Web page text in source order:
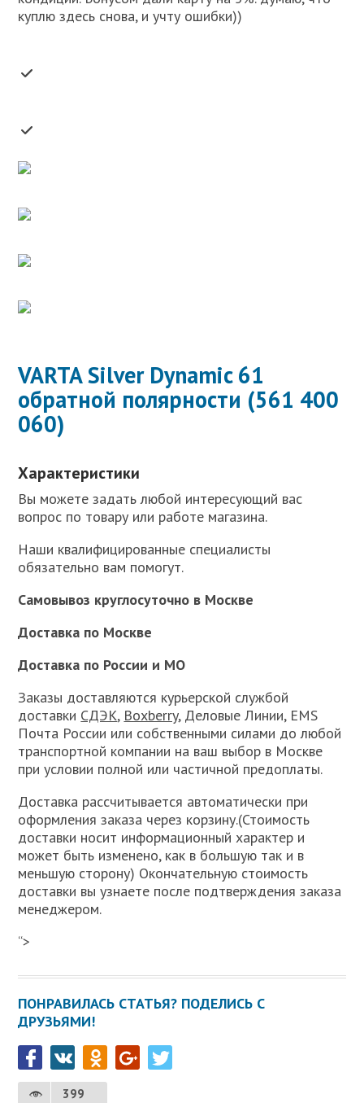
куплю здесь снова, и учту ошибки))
VARTA Silver Dynamic 61
обратной полярности (561 400
060)
Характеристики
Вы можете задать любой интересующий вас
вопрос по товару или работе магазина.
Наши квалифицированные специалисты
обязательно вам помогут.
Самовывоз круглосуточно в Москве
Доставка по Москве
Доставка по России и МО
Заказы доставляются курьерской службой
доставки СДЭК, Boxberry, Деловые Линии, EMS
Почта России или собственными силами до любой
транспортной компании на ваш выбор в Москве
при условии полной или частичной предоплаты.
Доставка рассчитывается автоматически при
оформления заказа через корзину.(Стоимость
доставки носит информационный характер и
может быть изменено, как в большую так и в
меньшую сторону) Окончательную стоимость
доставки вы узнаете после подтверждения заказа
менеджером.
“>
ПОНРАВИЛАСЬ СТАТЬЯ? ПОДЕЛИСЬ С
ДРУЗЬЯМИ!
399